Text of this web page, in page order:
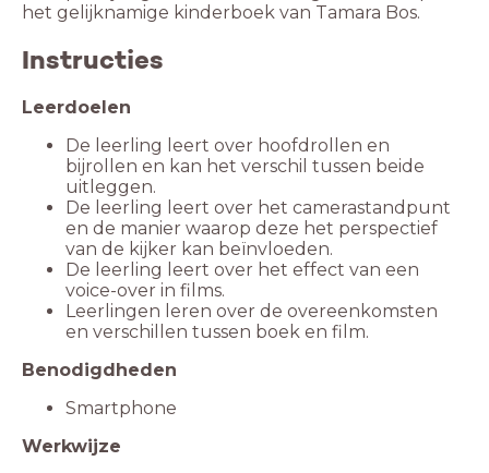
het gelijknamige kinderboek van Tamara Bos.
Instructies
Leerdoelen
De leerling leert over hoofdrollen en
bijrollen en kan het verschil tussen beide
De leerling leert over het camerastandpunt
en de manier waarop deze het perspectief
van de kijker kan beïnvloeden.
De leerling leert over het effect van een
Leerlingen leren over de overeenkomsten
Benodigdheden
Smartphone
Werkwijze